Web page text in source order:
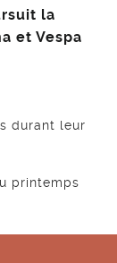
la
et Vespa
durant leur
printemps